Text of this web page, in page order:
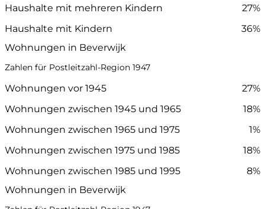
Haushalte mit mehreren Kindern
27%
Haushalte mit Kindern
36%
Wohnungen in Beverwijk
Zahlen für Postleitzahl-Region 1947
Wohnungen vor 1945
27%
Wohnungen zwischen 1945 und 1965
18%
Wohnungen zwischen 1965 und 1975
1%
Wohnungen zwischen 1975 und 1985
18%
Wohnungen zwischen 1985 und 1995
8%
Wohnungen in Beverwijk